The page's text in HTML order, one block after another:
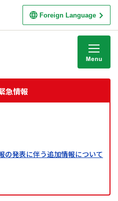
Foreign Language
急情報
の発表に伴う追加情報について